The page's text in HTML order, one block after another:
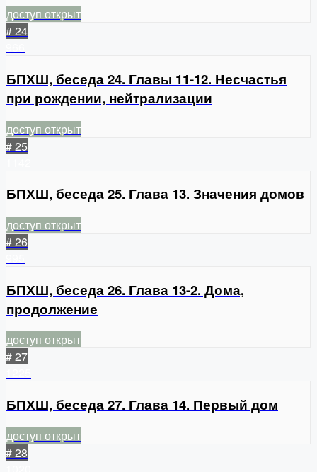
доступ открыт
# 24
БПХШ, беседа 24. Главы 11-12. Несчастья
при рождении, нейтрализации
доступ открыт
# 25
БПХШ, беседа 25. Глава 13. Значения домов
доступ открыт
# 26
БПХШ, беседа 26. Глава 13-2. Дома,
продолжение
доступ открыт
# 27
БПХШ, беседа 27. Глава 14. Первый дом
доступ открыт
# 28